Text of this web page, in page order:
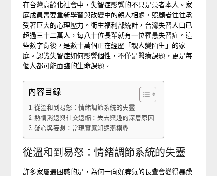
在台灣高齡化社會中，失智症影響的不只是患者本人。家
庭成員需要重新學習與改變中的親人相處，照顧者往往承
受著巨大的心理壓力。衛生福利部統計，台灣失智人口已
超過三十二萬人，每八十位長輩就有一位罹患失智症。這
些數字背後，是數十萬個正在經歷「親人變陌生」的家
庭。認識失智症如何影響個性，不僅是醫療課題，更是每
個人都可能面臨的生命課題。
內容目錄
從溫和到易怒：情緒調節系統的失靈
熱情消退與社交退縮：失去興趣的深層原因
疑心與妄想：當現實感知逐漸模糊
從溫和到易怒：情緒調節系統的失靈
許多家屬最困惑的是，為何一向好脾氣的長輩會變得暴躁